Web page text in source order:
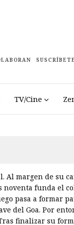
SUSCRÍBETE
TV/Cine
Al margen de su
funda el
pasa a formar
del Goa. Por
finalizar su